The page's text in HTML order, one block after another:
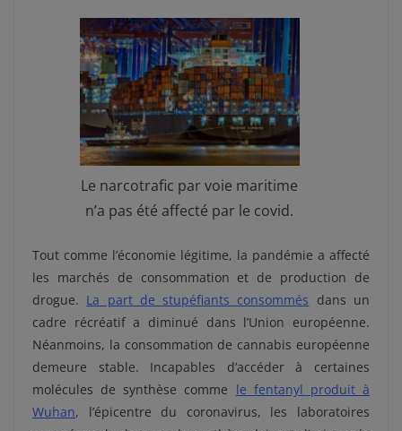
Le narcotrafic par voie maritime
n’a pas été affecté par le covid.
Tout comme l’économie légitime, la pandémie a affecté
les marchés de consommation et de production de
drogue. La part de stupéfiants consommés dans un
cadre récréatif a diminué dans l’Union européenne.
Néanmoins, la consommation de cannabis européenne
demeure stable. Incapables d’accéder à certaines
molécules de synthèse comme le fentanyl produit à
Wuhan, l’épicentre du coronavirus, les laboratoires